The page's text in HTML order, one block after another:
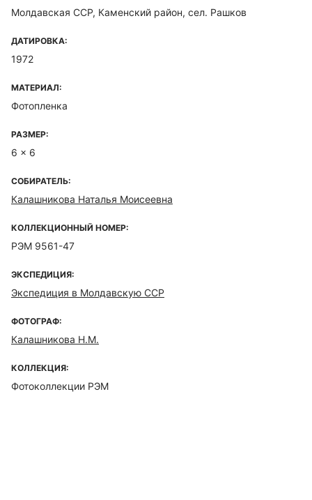
Молдавская ССР, Каменский район, сел. Рашков
ДАТИРОВКА:
1972
МАТЕРИАЛ:
Фотопленка
РАЗМЕР:
6 x 6
СОБИРАТЕЛЬ:
Калашникова Наталья Моисеевна
КОЛЛЕКЦИОННЫЙ НОМЕР:
РЭМ 9561-47
ЭКСПЕДИЦИЯ:
Экспедиция в Молдавскую ССР
ФОТОГРАФ:
Калашникова Н.М.
КОЛЛЕКЦИЯ:
Фотоколлекции РЭМ